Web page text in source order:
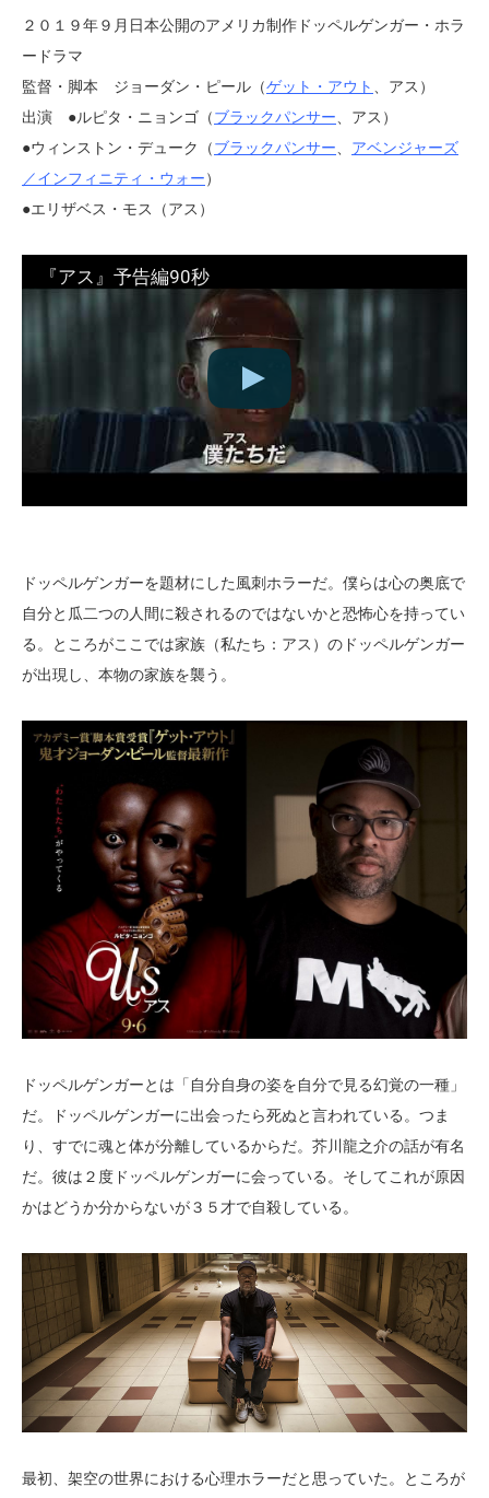
２０１９年９月日本公開のアメリカ制作ドッペルゲンガー・ホラ
ードラマ
監督・脚本 ジョーダン・ピール（ゲット・アウト 、アス）
出演 ●ルピタ・ニョンゴ（ブラックパンサー、アス）
●ウィンストン・デューク（ブラックパンサー、 アベンジャーズ
／インフィニティ・ウォー）
●エリザベス・モス（アス）
『アス』予告編90秒
ドッペルゲンガーを題材にした風刺ホラーだ。僕らは心の奥底で
自分と瓜二つの人間に殺されるのではないかと恐怖心を持ってい
る。ところがここでは家族（私たち：アス）のドッペルゲンガー
が出現し、本物の家族を襲う。
ドッペルゲンガーとは「自分自身の姿を自分で見る幻覚の一種」
だ。ドッペルゲンガーに出会ったら死ぬと言われている。つま
り、すでに魂と体が分離しているからだ。芥川龍之介の話が有名
だ。彼は２度ドッペルゲンガーに会っている。そしてこれが原因
かはどうか分からないが３５才で自殺している。
最初、架空の世界における心理ホラーだと思っていた。ところが